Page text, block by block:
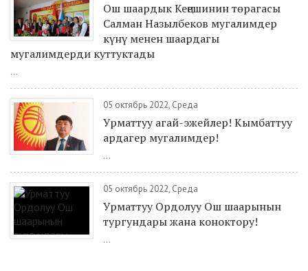
Ош шаардык Кеңешинин төрагасы
Салман Назылбеков мугалимдер
күнү менен шаардагы
мугалимдерди куттуктады
...
05 октябрь 2022, Среда
Урматтуу агай-эжейлер! Кымбаттуу
ардагер мугалимдер!
...
05 октябрь 2022, Среда
Урматтуу Ордолуу Ош шаарынын
тургундары жана коноктору!
...